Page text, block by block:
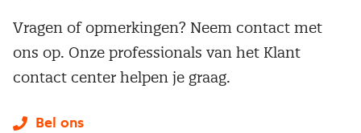
Vragen of opmerkingen? Neem contact met
ons op. Onze professionals van het Klant
contact center helpen je graag.
Bel ons